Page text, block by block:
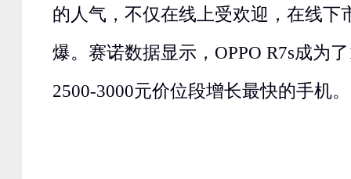
的人气，不仅在线上受欢迎，在线下
爆。赛诺数据显示，OPPO R7s成为
2500-3000元价位段增长最快的手机。